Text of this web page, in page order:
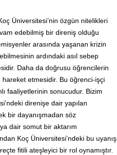
Üniversitesi’nin özgün nitelikleri
edebilmiş bir direniş olduğu
arasında yaşanan krizin
ardındaki asıl sebep
Daha da doğrusu öğrencilerin
etmesidir. Bu öğrenci-işçi
faaliyetlerinin sonucudur. Bizim
direnişe dair yapılan
bir dayanışmadan söz
dair somut bir aktarım
Koç Üniversitesi’ndeki bu uyanış
fitili ateşleyici bir rol oynamıştır.